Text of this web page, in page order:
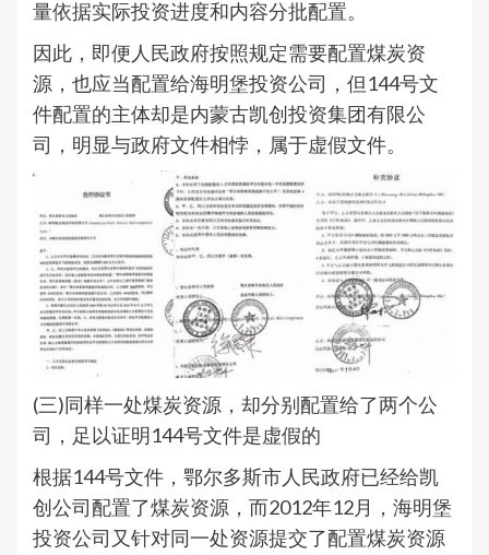
量依据实际投资进度和内容分批配置。
因此，即便人民政府按照规定需要配置煤炭资
源，也应当配置给海明堡投资公司，但144号文
件配置的主体却是内蒙古凯创投资集团有限公
司，明显与政府文件相悖，属于虚假文件。
(三)同样一处煤炭资源，却分别配置给了两个公
司，足以证明144号文件是虚假的
根据144号文件，鄂尔多斯市人民政府已经给凯
创公司配置了煤炭资源，而2012年12月，海明堡
投资公司又针对同一处资源提交了配置煤炭资源